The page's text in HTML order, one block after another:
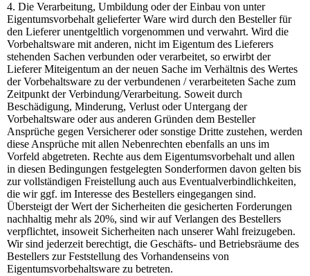
4. Die Verarbeitung, Umbildung oder der Einbau von unter
Eigentumsvorbehalt gelieferter Ware wird durch den Besteller für
den Lieferer unentgeltlich vorgenommen und verwahrt. Wird die
Vorbehaltsware mit anderen, nicht im Eigentum des Lieferers
stehenden Sachen verbunden oder verarbeitet, so erwirbt der
Lieferer Miteigentum an der neuen Sache im Verhältnis des Wertes
der Vorbehaltsware zu der verbundenen / verarbeiteten Sache zum
Zeitpunkt der Verbindung/Verarbeitung. Soweit durch
Beschädigung, Minderung, Verlust oder Untergang der
Vorbehaltsware oder aus anderen Gründen dem Besteller
Ansprüche gegen Versicherer oder sonstige Dritte zustehen, werden
diese Ansprüche mit allen Nebenrechten ebenfalls an uns im
Vorfeld abgetreten. Rechte aus dem Eigentumsvorbehalt und allen
in diesen Bedingungen festgelegten Sonderformen davon gelten bis
zur vollständigen Freistellung auch aus Eventualverbindlichkeiten,
die wir ggf. im Interesse des Bestellers eingegangen sind.
Übersteigt der Wert der Sicherheiten die gesicherten Forderungen
nachhaltig mehr als 20%, sind wir auf Verlangen des Bestellers
verpflichtet, insoweit Sicherheiten nach unserer Wahl freizugeben.
Wir sind jederzeit berechtigt, die Geschäfts- und Betriebsräume des
Bestellers zur Feststellung des Vorhandenseins von
Eigentumsvorbehaltsware zu betreten.